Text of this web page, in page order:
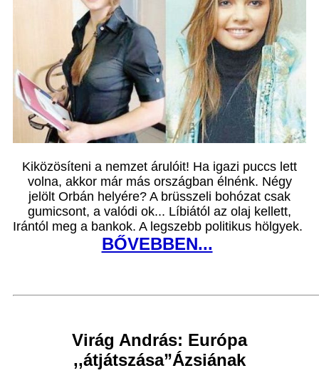
Kiközösíteni a nemzet árulóit! Ha igazi puccs lett
volna, akkor már más országban élnénk. Négy
jelölt Orbán helyére? A brüsszeli bohózat csak
gumicsont, a valódi ok... Líbiától az olaj kellett,
Irántól meg a bankok. A legszebb politikus hölgyek.
BŐVEBBEN...
Virág András: Európa
,,átjátszása”Ázsiának